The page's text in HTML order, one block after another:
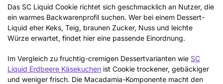
Das SC Liquid Cookie richtet sich geschmacklich an Nutzer, die
ein warmes Backwarenprofil suchen. Wer bei einem Dessert-
Liquid eher Keks, Teig, braunen Zucker, Nuss und leichte
Würze erwartet, findet hier eine passende Einordnung.
Im Vergleich zu fruchtig-cremigen Dessertvarianten wie SC
Liquid Erdbeere Käsekuchen ist Cookie trockener, gebäckiger
und weniger frisch. Die Macadamia-Komponente macht den